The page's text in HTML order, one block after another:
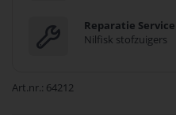
Reparatie Service
Nilfisk stofzuigers
Art.nr. 64212